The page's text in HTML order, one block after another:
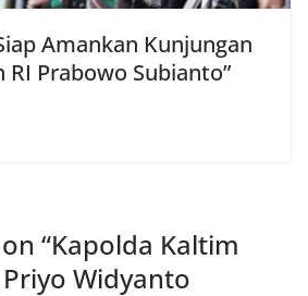
Amankan Kunjungan
RI Prabowo Subianto”
“Kapolda Kaltim
Widyanto